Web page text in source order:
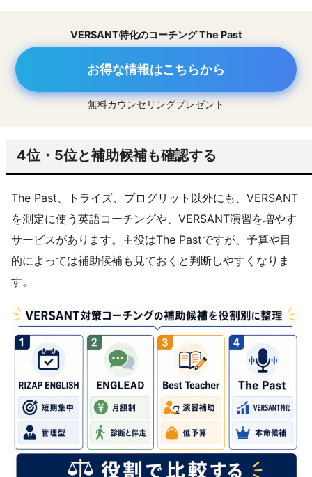
VERSANT特化のコーチング The Past
お得な情報はこちらから
無料カウンセリングプレゼント
4位・5位と補助候補も確認する
The Past、トライズ、プログリット以外にも、VERSANT
を測定に使う英語コーチングや、VERSANT演習を増やす
サービスがあります。主役はThe Pastですが、予算や目
的によっては補助候補も見ておくと判断しやすくなりま
す。